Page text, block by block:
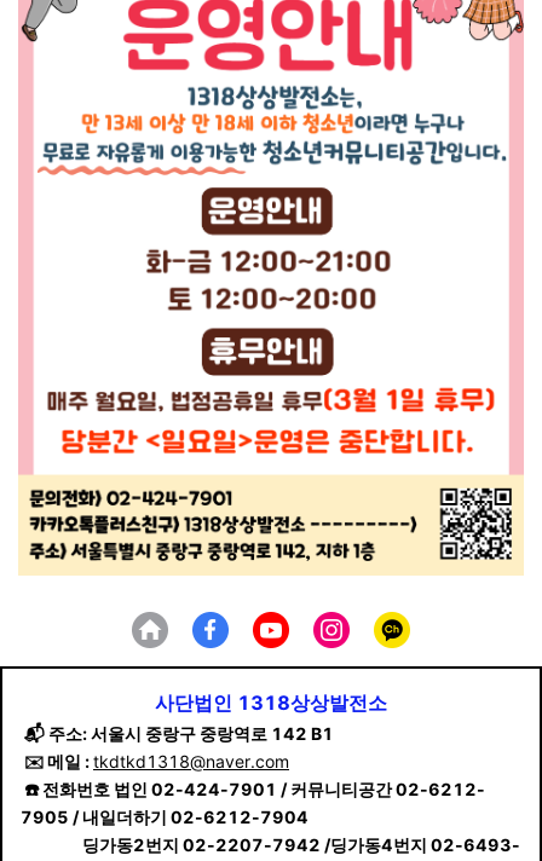
사단법인 1318상상발전소
📬 주소: 서울시 중랑구 중랑역로 142 B1
✉️ 메일 :tkdtkd1318@naver.com
☎️ 전화번호 법인 02-424-7901 /커뮤니티공간 02-6212-
7905 / 내일더하기 02-6212-7904
딩가동2번지 02-2207-7942 /딩가동4번지 02-6493-